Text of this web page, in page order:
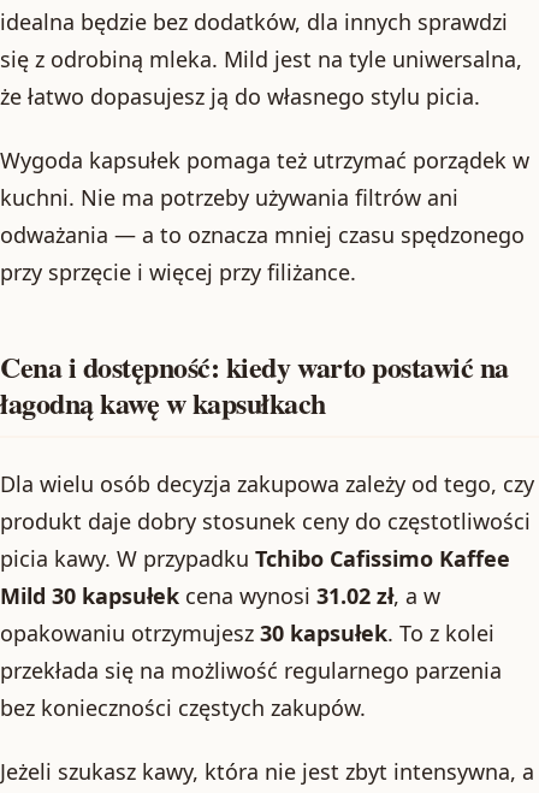
idealna będzie bez dodatków, dla innych sprawdzi
się z odrobiną mleka. Mild jest na tyle uniwersalna,
że łatwo dopasujesz ją do własnego stylu picia.
Wygoda kapsułek pomaga też utrzymać porządek w
kuchni. Nie ma potrzeby używania filtrów ani
odważania — a to oznacza mniej czasu spędzonego
przy sprzęcie i więcej przy filiżance.
Cena i dostępność: kiedy warto postawić na
łagodną kawę w kapsułkach
Dla wielu osób decyzja zakupowa zależy od tego, czy
produkt daje dobry stosunek ceny do częstotliwości
picia kawy. W przypadku Tchibo Cafissimo Kaffee
Mild 30 kapsułek cena wynosi 31.02 zł, a w
opakowaniu otrzymujesz 30 kapsułek. To z kolei
przekłada się na możliwość regularnego parzenia
bez konieczności częstych zakupów.
Jeżeli szukasz kawy, która nie jest zbyt intensywna, a